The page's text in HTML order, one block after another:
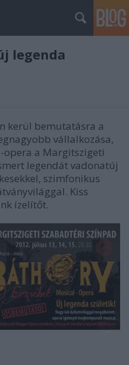
legenda
kerül bemutatásra a
vállalkozása,
opera a Margitszigeti
legendát vadonatúj
szimfonikus
Kiss
ízelítőt.